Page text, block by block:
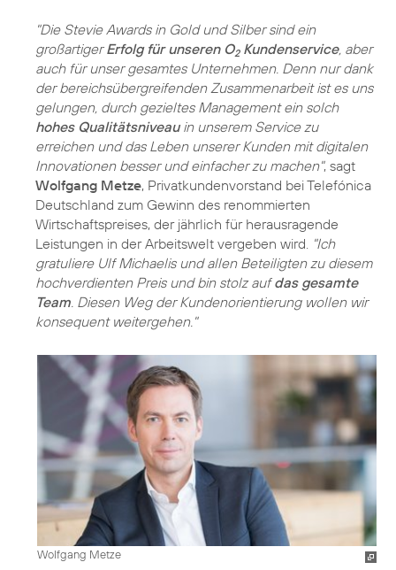
"Die Stevie Awards in Gold und Silber sind ein
großartigerErfolg für unseren O2Kundenservice, aber
auch für unser gesamtes Unternehmen. Denn nur dank
der bereichsübergreifenden Zusammenarbeit ist es uns
gelungen, durch gezieltes Management ein solch
hohes Qualitätsniveauin unserem Service zu
erreichen und das Leben unserer Kunden mit digitalen
Innovationen besser und einfacher zu machen", sagt
Wolfgang Metze, Privatkundenvorstand bei Telefónica
Deutschland zum Gewinn des renommierten
Wirtschaftspreises, der jährlich für herausragende
Leistungen in der Arbeitswelt vergeben wird. "Ich
gratuliere Ulf Michaelis und allen Beteiligten zu diesem
hochverdienten Preis und bin stolz aufdas gesamte
Team . Diesen Weg der Kundenorientierung wollen wir
konsequent weitergehen."
Wolfgang Metze